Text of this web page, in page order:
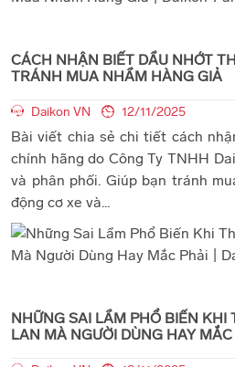
CÁCH NHẬN BIẾT DẦU NHỚT
TRÁNH MUA NHẦM HÀNG GIẢ
Daikon VN 12/11/2025
Bài viết chia sẻ chi tiết cách
chính hãng do Công Ty TNHH
và phân phối. Giúp bạn tránh
động cơ xe và...
NHỮNG SAI LẦM PHỔ BIẾN KHI
LAN MÀ NGƯỜI DÙNG HAY